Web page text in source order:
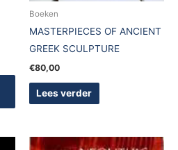
Boeken
MASTERPIECES OF ANCIENT
GREEK SCULPTURE
€80,00
Lees verder